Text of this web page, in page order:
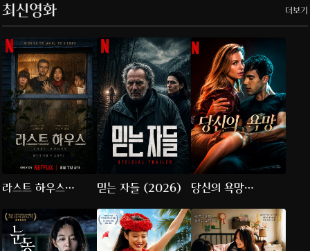
최신영화 더보기
라스트 하우스
믿는 자들 (2026)
당신의 욕망
(2026)